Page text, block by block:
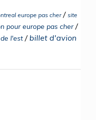
europe pas cher/ site
pour europe pas cher/
l'est / billet d'avion